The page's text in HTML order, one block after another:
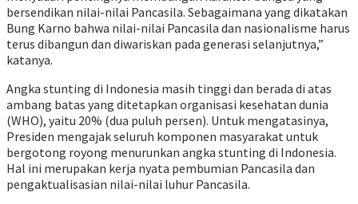
bersendikan nilai-nilai Pancasila. Sebagaimana yang dikatakan
Bung Karno bahwa nilai-nilai Pancasila dan nasionalisme harus
terus dibangun dan diwariskan pada generasi selanjutnya,”
katanya.
Angka stunting di Indonesia masih tinggi dan berada di atas
ambang batas yang ditetapkan organisasi kesehatan dunia
(WHO), yaitu 20% (dua puluh persen). Untuk mengatasinya,
Presiden mengajak seluruh komponen masyarakat untuk
bergotong royong menurunkan angka stunting di Indonesia.
Hal ini merupakan kerja nyata pembumian Pancasila dan
pengaktualisasian nilai-nilai luhur Pancasila.